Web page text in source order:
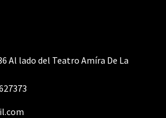
Al lado del Teatro Amíra De La